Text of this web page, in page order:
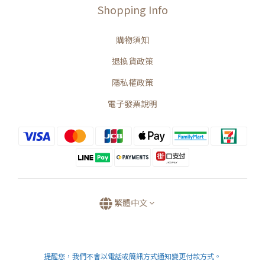
Shopping Info
購物須知
退換貨政策
隱私權政策
電子發票說明
繁體中文
提醒您，我們不會以電話或簡訊方式通知變更付款方式。